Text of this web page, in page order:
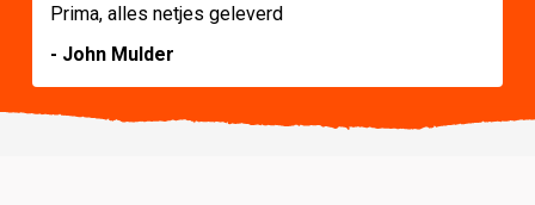
Prima, alles netjes geleverd
- John Mulder